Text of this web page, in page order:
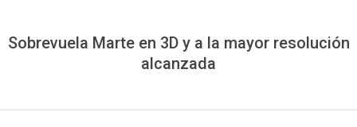
Sobrevuela Marte en 3D y a la mayor resolución
alcanzada